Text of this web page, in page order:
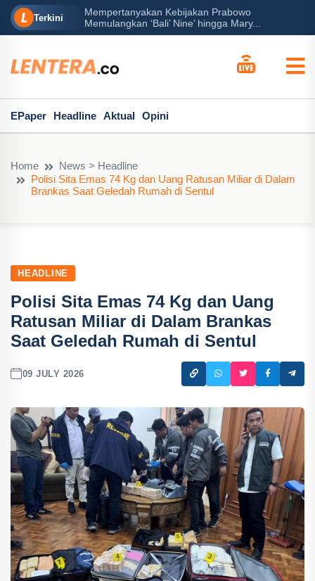
Terkini
Mempertanyakan Kebijakan Prabowo
Memulangkan ‘Bali’ Nine’ hingga Mary...
EPaper Headline Aktual Opini
Home
News > Headline
Polisi Sita Emas 74 Kg dan Uang Ratusan Miliar di Dalam
Brankas Saat Geledah Rumah di Sentul
HEADLINE
Polisi Sita Emas 74 Kg dan Uang
Ratusan Miliar di Dalam Brankas
Saat Geledah Rumah di Sentul
09 JULY 2026